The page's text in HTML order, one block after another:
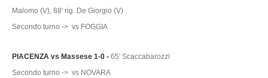
Malomo (V), 88' rig. De Giorgio (V)
Secondo turno -> vs FOGGIA
PIACENZA vs Massese 1-0 - 65' Scaccabarozzi
Secondo turno -> vs NOVARA